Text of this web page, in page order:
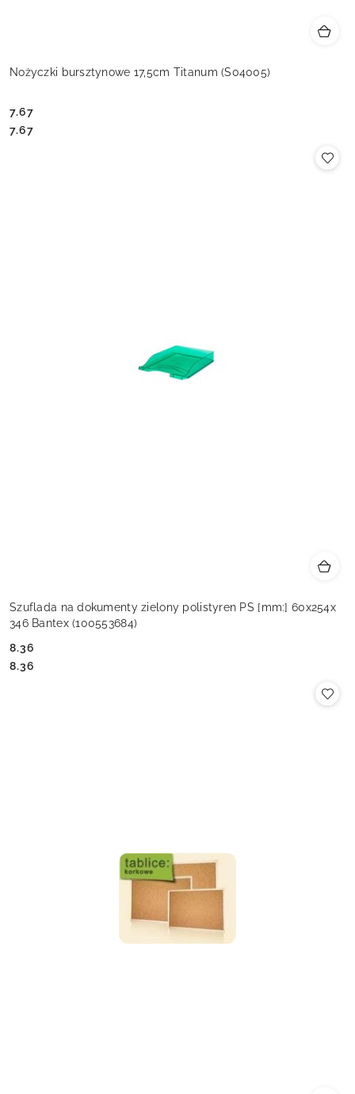
Nożyczki bursztynowe 17,5cm Titanum (S04005)
Cena:
7.67
Cena:
7.67
Szuflada na dokumenty zielony polistyren PS [mm:] 60x254x
346 Bantex (100553684)
Cena:
8.36
Cena:
8.36